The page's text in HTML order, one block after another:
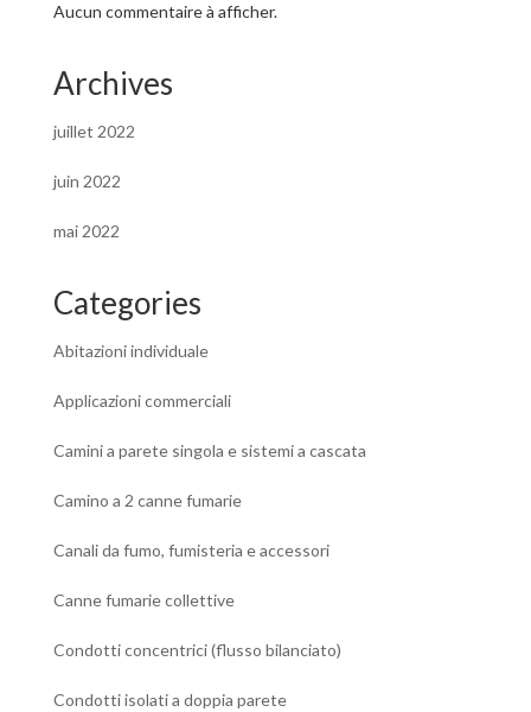
Aucun commentaire à afficher.
Archives
juillet 2022
juin 2022
mai 2022
Categories
Abitazioni individuale
Applicazioni commerciali
Camini a parete singola e sistemi a cascata
Camino a 2 canne fumarie
Canali da fumo, fumisteria e accessori
Canne fumarie collettive
Condotti concentrici (flusso bilanciato)
Condotti isolati a doppia parete